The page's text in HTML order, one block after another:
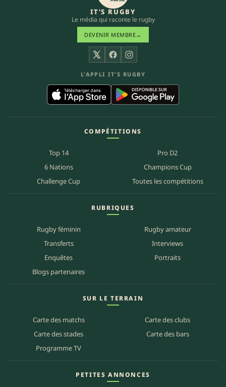
IT’S RUGBY
Le média qui raconte le rugby
DEVENIR MEMBRE→
X FacebookInstagram
L’APPLI IT’S RUGBY
COMPÉTITIONS
Top 14
Pro D2
6 Nations
Champions Cup
Challenge Cup
Toutes les compétitions
RUBRIQUES
Rugby féminin
Rugby amateur
Transferts
Interviews
Enquêtes
Portraits
Blogs partenaires
SUR LE TERRAIN
Carte des matchs
Carte des clubs
Carte des stades
Carte des bars
Programme TV
PETITES ANNONCES